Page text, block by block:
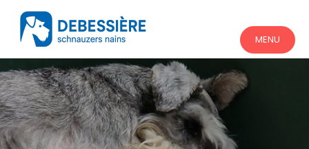
MENU